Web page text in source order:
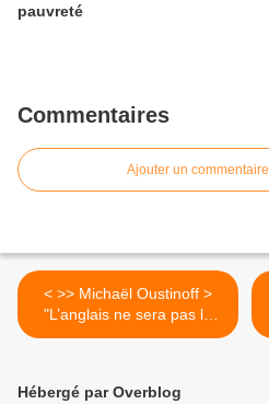
pauvreté
Commentaires
Ajouter un commentaire
< >> Michaël Oustinoff >
"L’anglais ne sera pas la
lingua franca de l’Internet"
Hébergé par Overblog